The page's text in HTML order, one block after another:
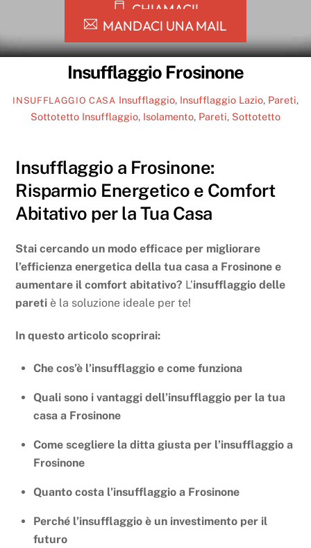
CHIAMACI!
MANDACI UNA MAIL
Insufflaggio Frosinone
INSUFFLAGGIO CASA Insufflaggio, Insufflaggio Lazio, Pareti,
Sottotetto Insufflaggio, Isolamento, Pareti, Sottotetto
Insufflaggio a Frosinone:
Risparmio Energetico e Comfort
Abitativo per la Tua Casa
Stai cercando un modo efficace per migliorare
l’efficienza energetica della tua casa a Frosinone e
aumentare il comfort abitativo? L’insufflaggio delle
pareti è la soluzione ideale per te!
In questo articolo scoprirai:
Che cos’è l’insufflaggio e come funziona
Quali sono i vantaggi dell’insufflaggio per la tua
casa a Frosinone
Come scegliere la ditta giusta per l’insufflaggio a
Frosinone
Quanto costa l’insufflaggio a Frosinone
Perché l’insufflaggio è un investimento per il
futuro